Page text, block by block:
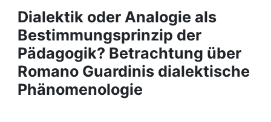
Projects
People
Institutions
Dialektik oder Analogie als
Bestimmungsprinzip der
Pädagogik? Betrachtung über
Romano Guardinis dialektische
Phänomenologie